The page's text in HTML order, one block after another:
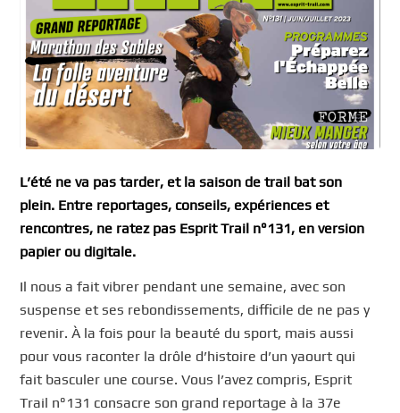
L’été ne va pas tarder, et la saison de trail bat son
plein. Entre reportages, conseils, expériences et
rencontres, ne ratez pas Esprit Trail n°131, en version
papier ou digitale.
Il nous a fait vibrer pendant une semaine, avec son
suspense et ses rebondissements, difficile de ne pas y
revenir. À la fois pour la beauté du sport, mais aussi
pour vous raconter la drôle d’histoire d’un yaourt qui
fait basculer une course. Vous l’avez compris, Esprit
Trail n°131 consacre son grand reportage à la 37e